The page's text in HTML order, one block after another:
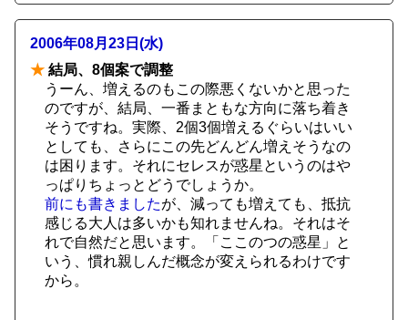
2006年08月23日(水)
★ 結局、8個案で調整
うーん、増えるのもこの際悪くないかと思った
のですが、結局、一番まともな方向に落ち着き
そうですね。実際、2個3個増えるぐらいはいい
としても、さらにこの先どんどん増えそうなの
は困ります。それにセレスが惑星というのはや
っぱりちょっとどうでしょうか。
前にも書きましたが、減っても増えても、抵抗
感じる大人は多いかも知れませんね。それはそ
れで自然だと思います。「ここのつの惑星」と
いう、慣れ親しんだ概念が変えられるわけです
から。